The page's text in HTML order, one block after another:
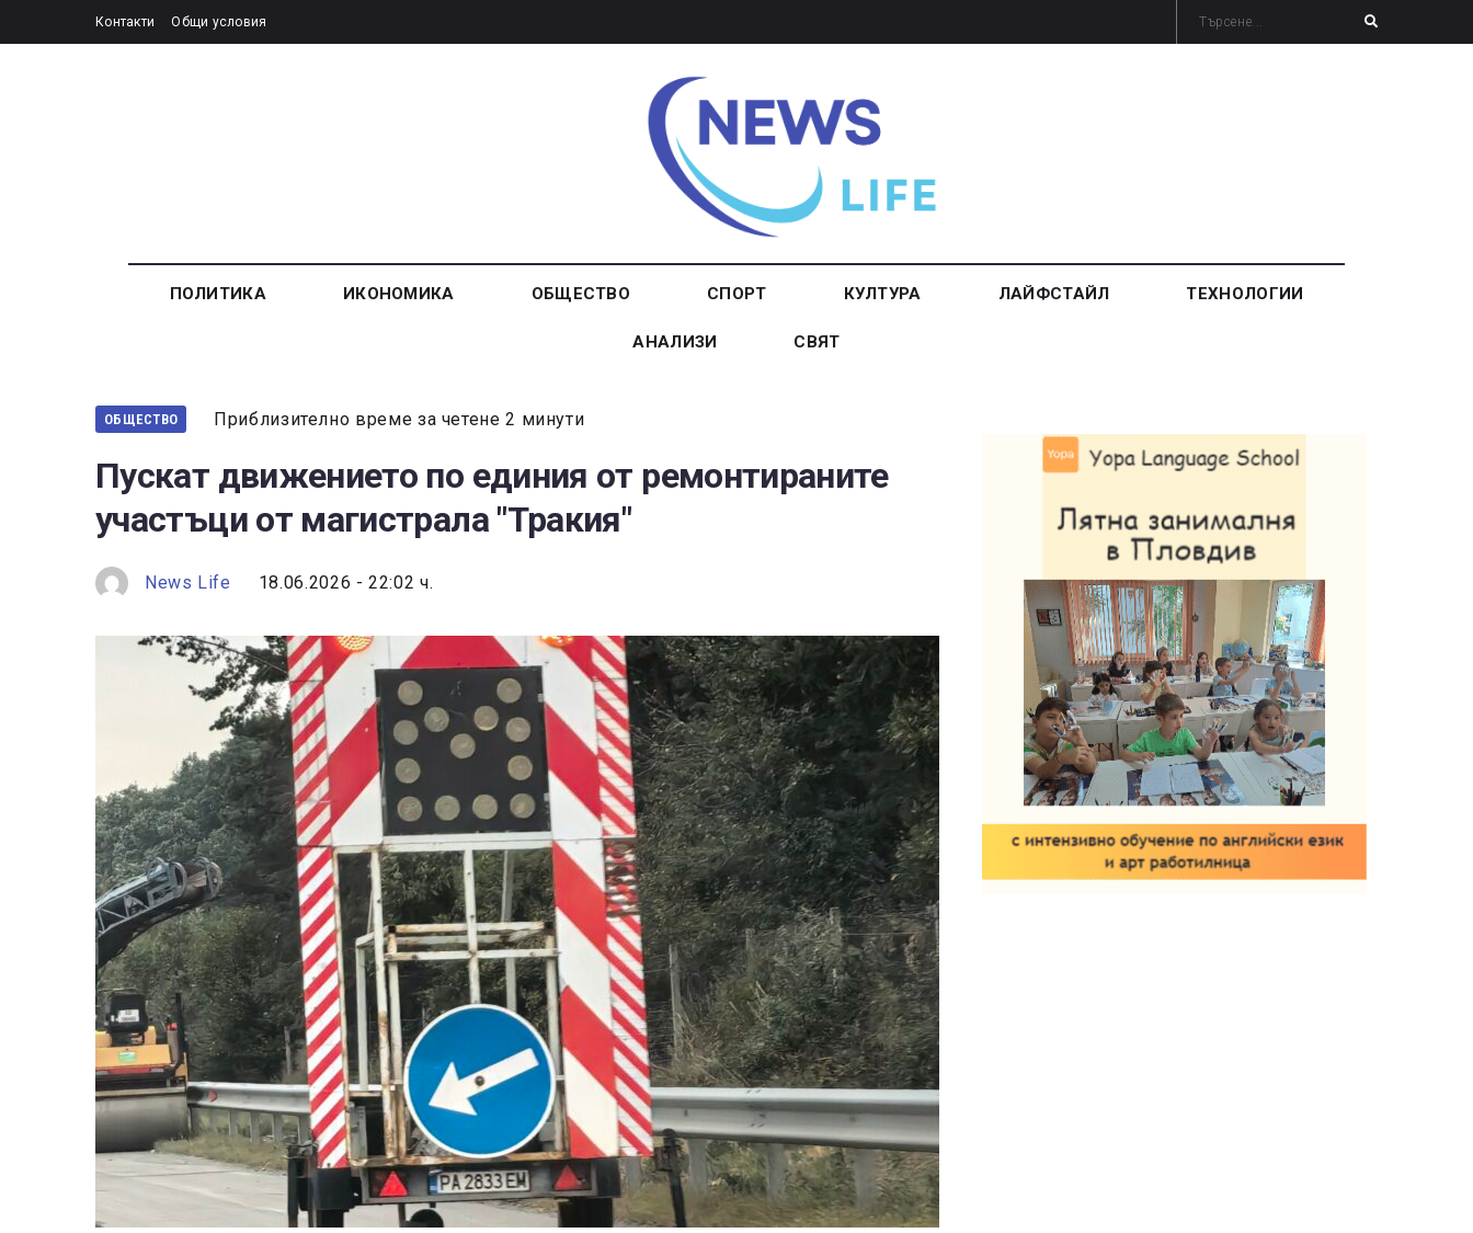
Контакти Общи условия
ПОЛИТИКА ИКОНОМИКА ОБЩЕСТВО СПОРТ КУЛТУРА ЛАЙФСТАЙЛ ТЕХНОЛОГИИ
АНАЛИЗИ СВЯТ
ОБЩЕСТВО Приблизително време за четене 2 минути
Пускат движението по единия от ремонтираните
участъци от магистрала "Тракия"
News Life 18.06.2026 - 22:02 ч.